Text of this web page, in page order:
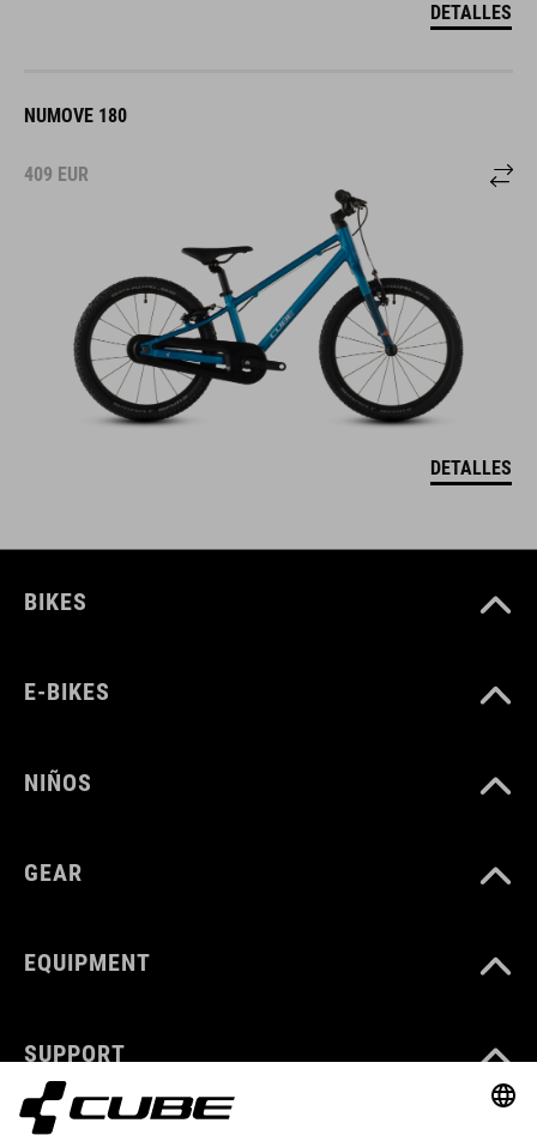
DETALLES
NUMOVE 180
409 EUR
DETALLES
BIKES
E-BIKES
NIÑOS
GEAR
EQUIPMENT
SUPPORT